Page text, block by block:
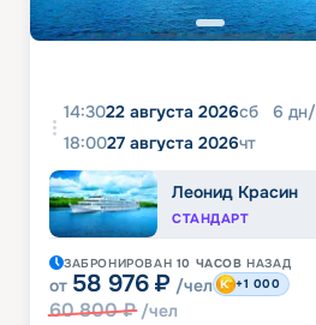
14:3022 августа 2026сб 6 дн/
18:0027 августа 2026чт
Леонид Красин
СТАНДАРТ
ЗАБРОНИРОВАН 10 ЧАСОВ НАЗАД
от 58 976 ₽ /чел
60 800₽ /чел
+1 000